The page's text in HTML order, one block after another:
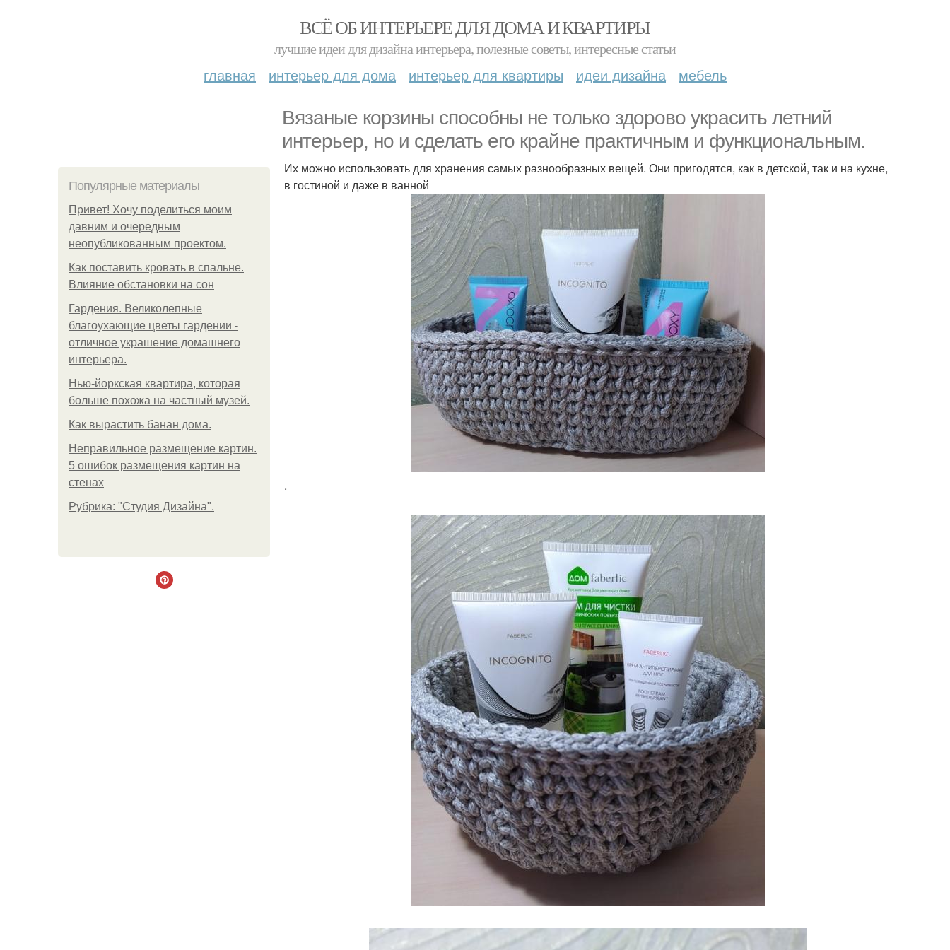
ВСЁ ОБ ИНТЕРЬЕРЕ ДЛЯ ДОМА И КВАРТИРЫ
лучшие идеи для дизайна интерьера, полезные советы, интересные статьи
главная интерьер для дома интерьер для квартиры идеи дизайна мебель
Вязаные корзины способны не только здорово украсить летний
интерьер, но и сделать его крайне практичным и функциональным.
Популярные материалы
Привет! Хочу поделиться моим
давним и очередным
неопубликованным проектом.
Как поставить кровать в спальне.
Влияние обстановки на сон
Гардения. Великолепные
благоухающие цветы гардении -
отличное украшение домашнего
интерьера.
Нью-йоркская квартира, которая
больше похожа на частный музей.
Как вырастить банан дома.
Неправильное размещение картин.
5 ошибок размещения картин на
стенах
Рубрика: "Студия Дизайна".
Их можно использовать для хранения самых разнообразных вещей. Они пригодятся, как в детской, так и на кухне,
в гостиной и даже в ванной
.